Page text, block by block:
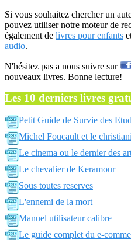
Si vous souhaitez chercher un
pouvez utiliser notre moteur de
également de livres pour enfants
audio.
N'hésitez pas a nous suivre sur
nouveaux livres. Bonne lecture!
Les 10 derniers livres
Petit Guide de Survie des
Michel Foucault et le
Le cinema ou le dernier des
Le chevalier de Keramour
Sous toutes reserves
L'ennemi de la mort
Manuel utilisateur calibre
Le guide complet du e-